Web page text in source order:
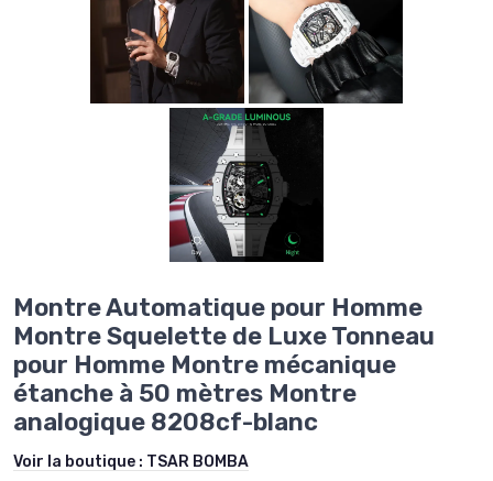
Montre Automatique pour Homme
Montre Squelette de Luxe Tonneau
pour Homme Montre mécanique
étanche à 50 mètres Montre
analogique 8208cf-blanc
Voir la boutique : TSAR BOMBA